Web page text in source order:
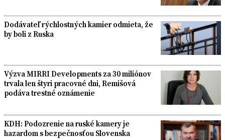
Dodávateľ rýchlostných kamier odmieta, že
by boli z Ruska
Výzva MIRRI Developments za 30 miliónov
trvala len štyri pracovné dni, Remišová
podáva trestné oznámenie
KDH: Podozrenie na ruské kamery je
hazardom s bezpečnosťou Slovenska